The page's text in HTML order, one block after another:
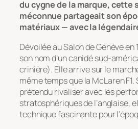
du cygne de la marque, cette
méconnue partageait son
matériaux — avec la
Dévoilée au Salon de Genève en
son nom d’un canidé sud-
crinière). Elle arrive sur le
même temps que la McLaren F1.
prétendu rivaliser avec les
stratosphériques de l’anglaise,
technique fascinante pour